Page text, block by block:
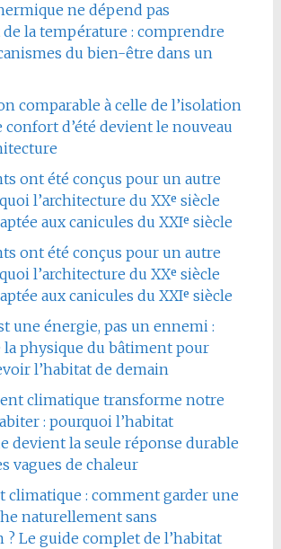
ne dépend pas
la température : comprendre
du bien-être dans un
comparable à celle de l’isolation
confort d’été devient le nouveau
ont été conçus pour un autre
l’architecture du XXᵉ siècle
aux canicules du XXIᵉ siècle
ont été conçus pour un autre
l’architecture du XXᵉ siècle
aux canicules du XXIᵉ siècle
une énergie, pas un ennemi :
physique du bâtiment pour
l’habitat de demain
climatique transforme notre
: pourquoi l’habitat
devient la seule réponse durable
vagues de chaleur
climatique : comment garder une
naturellement sans
Le guide complet de l’habitat